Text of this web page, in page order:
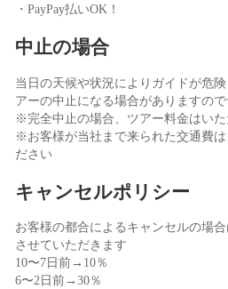
・PayPay払いOK！
中止の場合
当日の天候や状況によりガイドが危
アーの中止になる場合がありますの
※完全中止の場合、ツアー料金はい
※お客様が当社まで来られた交通費
ださい
キャンセルポリシー
お客様の都合によるキャンセルの場
させていただきます
10〜7日前→10％
6〜2日前→30％